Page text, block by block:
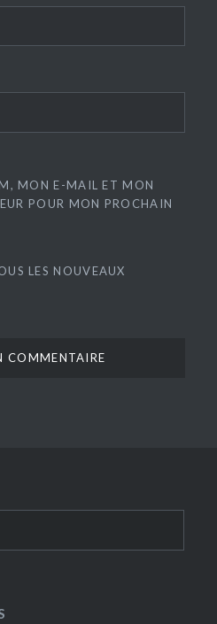
MON E-MAIL ET MON
POUR MON PROCHAIN
LES NOUVEAUX